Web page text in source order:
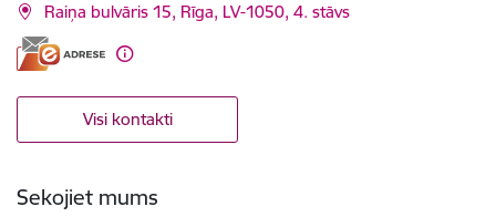
Raiņa bulvāris 15, Rīga, LV-1050, 4. stāvs
Visi kontakti
Sekojiet mums